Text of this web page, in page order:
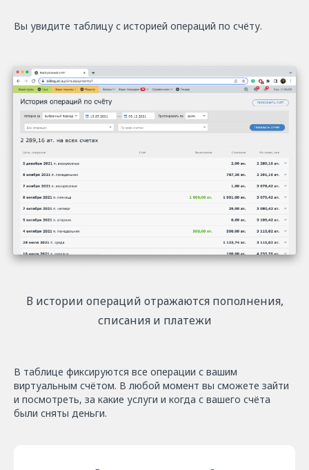
Вы увидите таблицу с историей операций по счёту.
В истории операций отражаются пополнения,
списания и платежи
В таблице фиксируются все операции с вашим
виртуальным счётом. В любой момент вы сможете зайти
и посмотреть, за какие услуги и когда с вашего счёта
были сняты деньги.